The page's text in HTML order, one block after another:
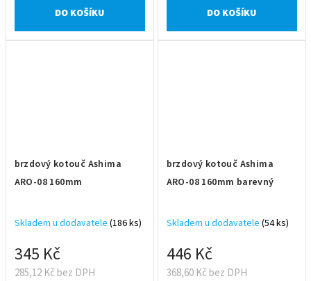
DO KOŠÍKU DO KOŠÍKU
brzdový kotouč Ashima
ARO-08 160mm
Skladem u dodavatele (186 ks)
285,12 Kč bez DPH
345 Kč
brzdový kotouč Ashima
ARO-08 160mm barevný
Skladem u dodavatele (54 ks)
368,60 Kč bez DPH
446 Kč